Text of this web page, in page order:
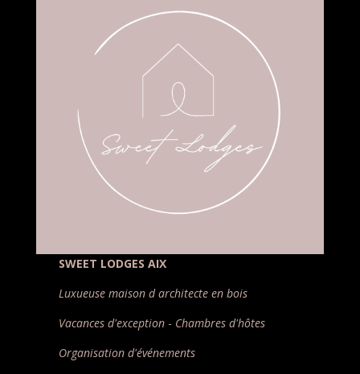
SWEET LODGES AIX
Luxueuse maison d architecte en bois
Vacances d'exception - Chambres d'hôtes
Organisation d'événements